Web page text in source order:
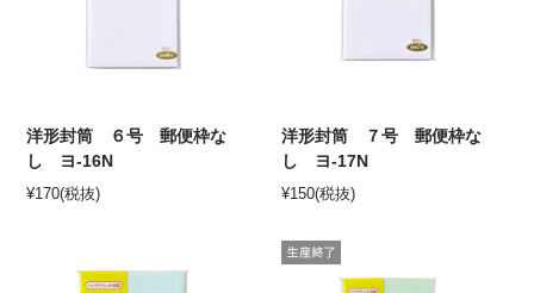
洋形封筒 ６号 郵便枠な
し ヨ-16N
¥170(税抜)
洋形封筒 ７号 郵便枠な
し ヨ-17N
¥150(税抜)